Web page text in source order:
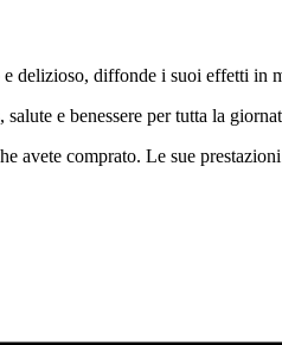
diffonde i suoi effetti in
e benessere per tutta la
comprato. Le sue